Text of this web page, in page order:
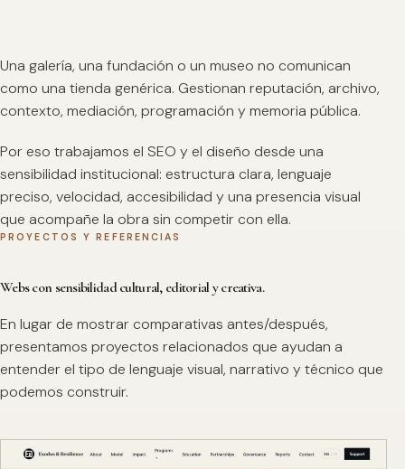
Una galería, una fundación o un museo no comunican
como una tienda genérica. Gestionan reputación, archivo,
contexto, mediación, programación y memoria pública.
Por eso trabajamos el SEO y el diseño desde una
sensibilidad institucional: estructura clara, lenguaje
preciso, velocidad, accesibilidad y una presencia visual
que acompañe la obra sin competir con ella.
PROYECTOS Y REFERENCIAS
Webs con sensibilidad cultural, editorial y creativa.
En lugar de mostrar comparativas antes/después,
presentamos proyectos relacionados que ayudan a
entender el tipo de lenguaje visual, narrativo y técnico que
podemos construir.